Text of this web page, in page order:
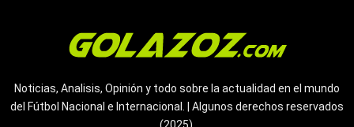
Noticias, Analisis, Opinión y todo sobre la actualidad en el mundo
del Fútbol Nacional e Internacional. | Algunos derechos reservados